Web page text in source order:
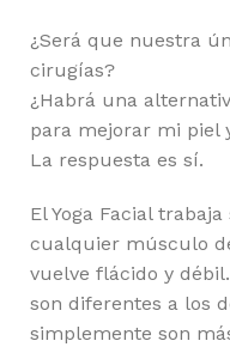
¿Será que nuestra
cirugías?
¿Habrá una
para mejorar mi piel
La respuesta es sí.
El Yoga Facial
cualquier músculo
vuelve flácido y
son diferentes a los
simplemente son